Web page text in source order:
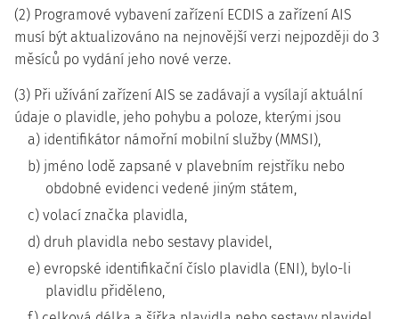
(2) Programové vybavení zařízení ECDIS a zařízení AIS
musí být aktualizováno na nejnovější verzi nejpozději do 3
měsíců po vydání jeho nové verze.
(3) Při užívání zařízení AIS se zadávají a vysílají aktuální
údaje o plavidle, jeho pohybu a poloze, kterými jsou
a) identifikátor námořní mobilní služby (MMSI),
b) jméno lodě zapsané v plavebním rejstříku nebo
obdobné evidenci vedené jiným státem,
c) volací značka plavidla,
d) druh plavidla nebo sestavy plavidel,
e) evropské identifikační číslo plavidla (ENI), bylo-li
plavidlu přiděleno,